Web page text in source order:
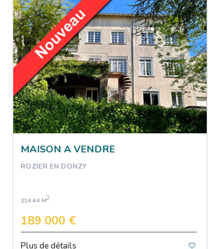
MAISON A VENDRE
ROZIER EN DONZY
214.44 M2
189 000 €
Plus de détails